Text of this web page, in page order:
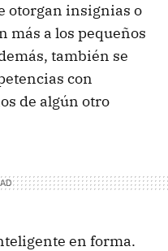
otorgan insignias o
más a los pequeños
también se
con
de algún otro
en forma.